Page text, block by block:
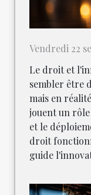
Vendredi 22
Le droit et
sembler être
mais en
jouent un
et le
droit
guide